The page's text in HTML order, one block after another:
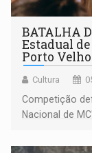
BATALHA
Estadual
Porto Velho
Cultura
Competição
Nacional de